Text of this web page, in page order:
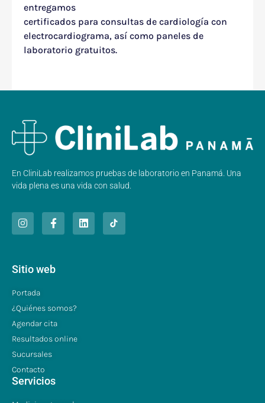
entregamos
certificados para consultas de cardiología con
electrocardiograma, así como paneles de
laboratorio gratuitos.
En CliniLab realizamos pruebas de laboratorio en Panamá. Una
vida plena es una vida con salud.
Sitio web
Portada
¿Quiénes somos?
Agendar cita
Resultados online
Sucursales
Contacto
Servicios